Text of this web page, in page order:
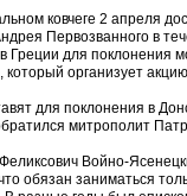
ковчеге 2 апреля
Первозванного в
Греции для
организует
для поклонения в
митрополит
Войно-
обязан заниматься